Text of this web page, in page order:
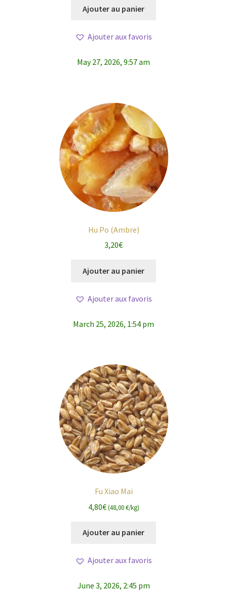
Ajouter au panier
Ajouter aux favoris
May 27, 2026, 9:57 am
Hu Po (Ambre)
3,20€
Ajouter au panier
Ajouter aux favoris
March 25, 2026, 1:54 pm
Fu Xiao Mai
4,80€(48,00 €/kg)
Ajouter au panier
Ajouter aux favoris
June 3, 2026, 2:45 pm